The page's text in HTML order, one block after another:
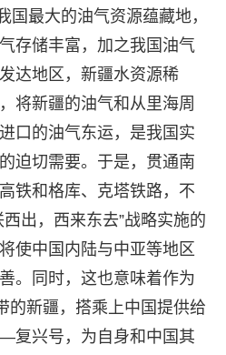
国最大的油气资源蕴藏地，
存储丰富，加之我国油气
达地区，新疆水资源稀
将新疆的油气和从里海周
口的油气东运，是我国实
迫切需要。于是，贯通南
铁和格库、克塔铁路，不
出，西来东去”战略实施的
使中国内陆与中亚等地区
。同时，这也意味着作为
的新疆，搭乘上中国提供给
复兴号，为自身和中国其